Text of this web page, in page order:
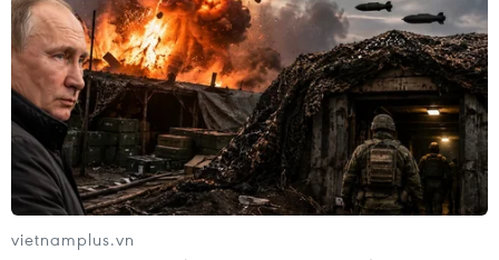
vietnamplus.vn